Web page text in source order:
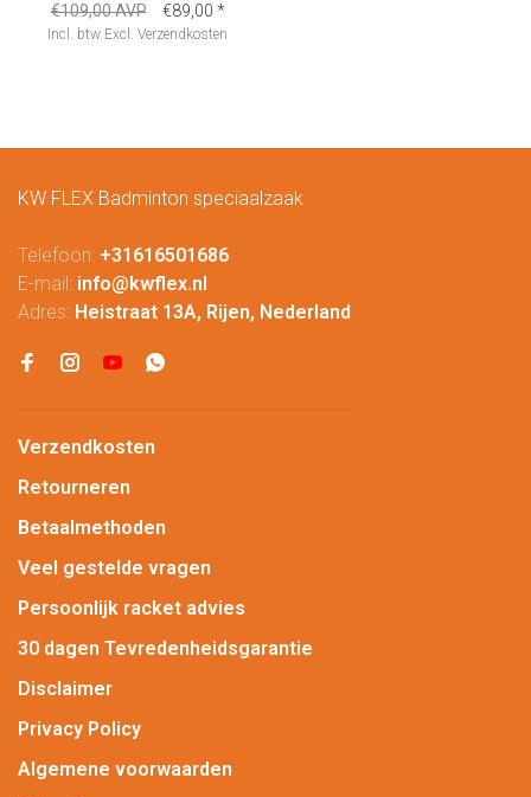
€109,00 AVP €89,00 *
Incl. btw Excl. Verzendkosten
KW FLEX Badminton speciaalzaak
Telefoon: +31616501686
E-mail: info@kwflex.nl
Adres: Heistraat 13A, Rijen, Nederland
Verzendkosten
Retourneren
Betaalmethoden
Veel gestelde vragen
Persoonlijk racket advies
30 dagen Tevredenheidsgarantie
Disclaimer
Privacy Policy
Algemene voorwaarden